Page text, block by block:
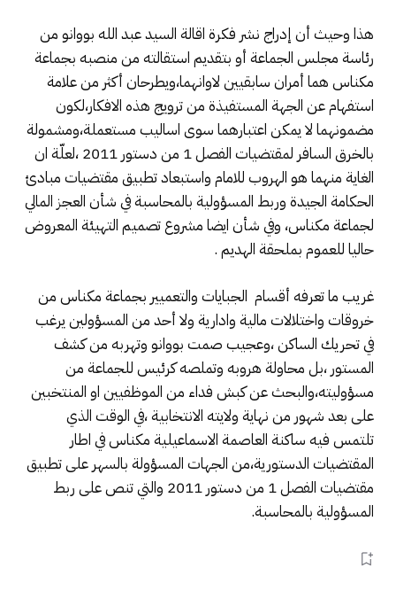
هذا وحيث أن إدراج نشر فكرة اقالة السيد عبد الله بووانو من
رئاسة مجلس الجماعة أو بتقديم استقالته من منصبه بجماعة
مكناس هما أمران سابقيين لاوانهما،ويطرحان أكثر من علامة
استفهام عن الجهة المستفيذة من ترويج هذه الافكار،لكون
مضمونهما لا يمكن اعتبارهما سوى اساليب مستعملة،ومشمولة
بالخرق السافر لمقتضيات الفصل 1 من دستور 2011 ،لعلّة ان
الغاية منهما هو الهروب للامام واستبعاد تطبيق مقتضيات مبادئ
الحكامة الجيدة وربط المسؤولية بالمحاسبة في شأن العجز المالي
لجماعة مكناس، وفي شأن ايضا مشروع تصميم التهيئة المعروض
حاليا للعموم بملحقة الهديم .
غريب ما تعرفه أقسام الجبايات والتعميير بجماعة مكناس من
خروقات واختلالات مالية وادارية ولا أحد من المسؤولين يرغب
في تحريك الساكن ،وعجيب صمت بووانو وتهربه من كشف
المستور ،بل محاولة هروبه وتملصه كرئيس للجماعة من
مسؤوليته،والبحث عن كبش فداء من الموظفيين او المنتخبين
على بعد شهور من نهاية ولايته الانتخابية ،في الوقت الذي
تلتمس فيه ساكنة العاصمة الاسماعيلية مكناس في اطار
المقتضيات الدستورية،من الجهات المسؤولة بالسهر على تطبيق
مقتضيات الفصل 1 من دستور 2011 والتي تنص على ربط
المسؤولية بالمحاسبة.